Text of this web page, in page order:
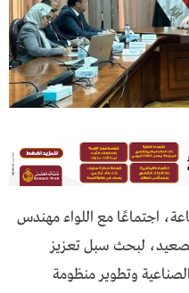
اجتماعًا مع اللواء مهندس
لبحث سبل تعزيز
وتطوير منظومة